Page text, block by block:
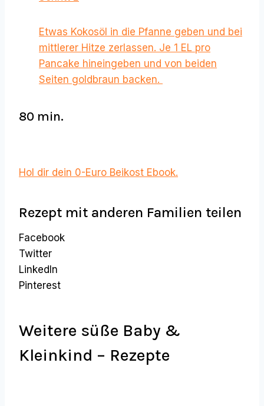
Etwas Kokosöl in die Pfanne geben und bei
mittlerer Hitze zerlassen. Je 1 EL pro
Pancake hineingeben und von beiden
Seiten goldbraun backen.
80 min.
Hol dir dein 0-Euro Beikost Ebook.
Rezept mit anderen Familien teilen
Facebook
Twitter
LinkedIn
Pinterest
Weitere süße Baby &
Kleinkind – Rezepte